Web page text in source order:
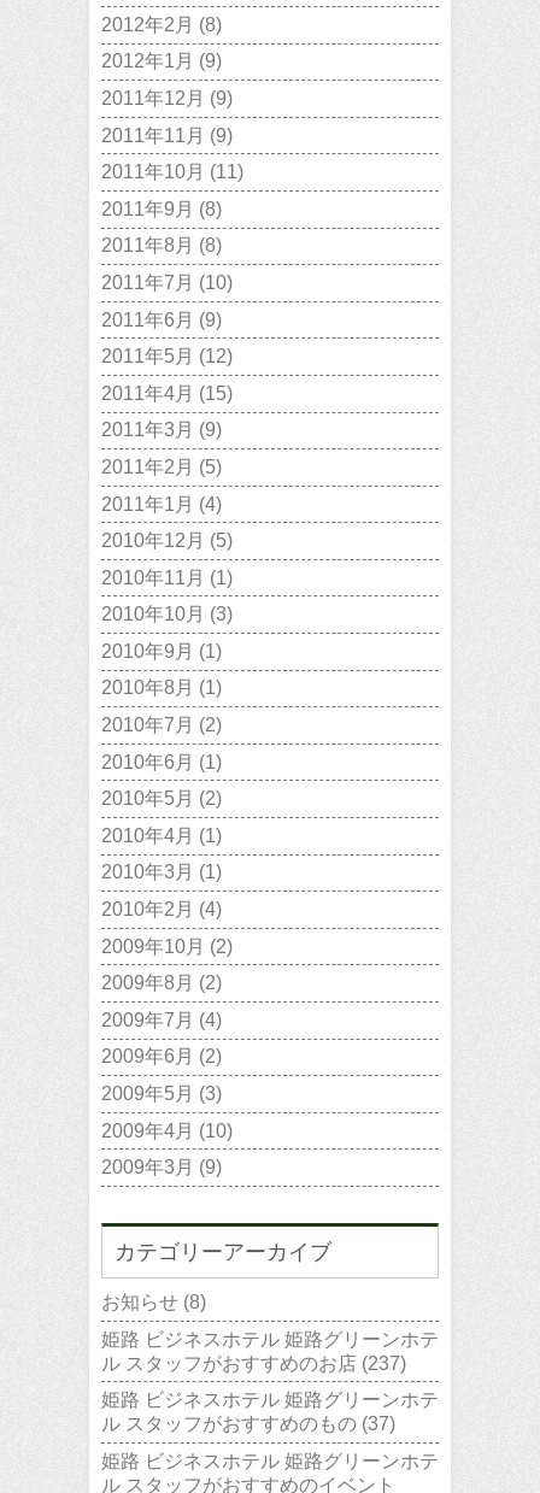
2012年2月 (8)
2012年1月 (9)
2011年12月 (9)
2011年11月 (9)
2011年10月 (11)
2011年9月 (8)
2011年8月 (8)
2011年7月 (10)
2011年6月 (9)
2011年5月 (12)
2011年4月 (15)
2011年3月 (9)
2011年2月 (5)
2011年1月 (4)
2010年12月 (5)
2010年11月 (1)
2010年10月 (3)
2010年9月 (1)
2010年8月 (1)
2010年7月 (2)
2010年6月 (1)
2010年5月 (2)
2010年4月 (1)
2010年3月 (1)
2010年2月 (4)
2009年10月 (2)
2009年8月 (2)
2009年7月 (4)
2009年6月 (2)
2009年5月 (3)
2009年4月 (10)
2009年3月 (9)
カテゴリーアーカイブ
お知らせ (8)
姫路 ビジネスホテル 姫路グリーンホテ
ル スタッフがおすすめのお店 (237)
姫路 ビジネスホテル 姫路グリーンホテ
ル スタッフがおすすめのもの (37)
姫路 ビジネスホテル 姫路グリーンホテ
ル スタッフがおすすめのイベント